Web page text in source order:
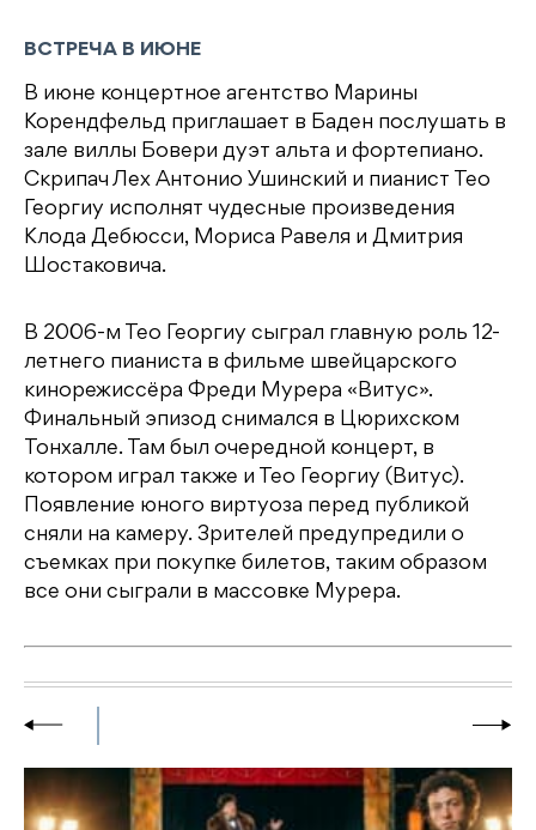
ВСТРЕЧА В ИЮНЕ
В июне концертное агентство Марины
Корендфельд приглашает в Баден послушать в
зале виллы Бовери дуэт альта и фортепиано.
Скрипач Лех Антонио Ушинский и пианист Тео
Георгиу исполнят чудесные произведения
Клода Дебюсси, Мориса Равеля и Дмитрия
Шостаковича.
В 2006-м Тео Георгиу сыграл главную роль 12-
летнего пианиста в фильме швейцарского
кинорежиссёра Фреди Мурера «Витус».
Финальный эпизод снимался в Цюрихском
Тонхалле. Там был очередной концерт, в
котором играл также и Тео Георгиу (Витус).
Появление юного виртуоза перед публикой
сняли на камеру. Зрителей предупредили о
съемках при покупке билетов, таким образом
все они сыграли в массовке Мурера.